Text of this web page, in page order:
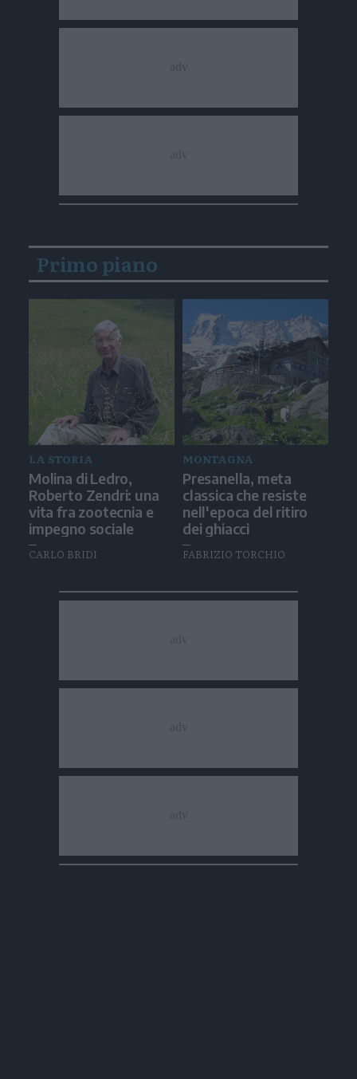
Primo piano
LA STORIA
Molina di Ledro,
Roberto Zendri: una
vita fra zootecnia e
impegno sociale
CARLO BRIDI
MONTAGNA
Presanella, meta
classica che resiste
nell'epoca del ritiro
dei ghiacci
FABRIZIO TORCHIO